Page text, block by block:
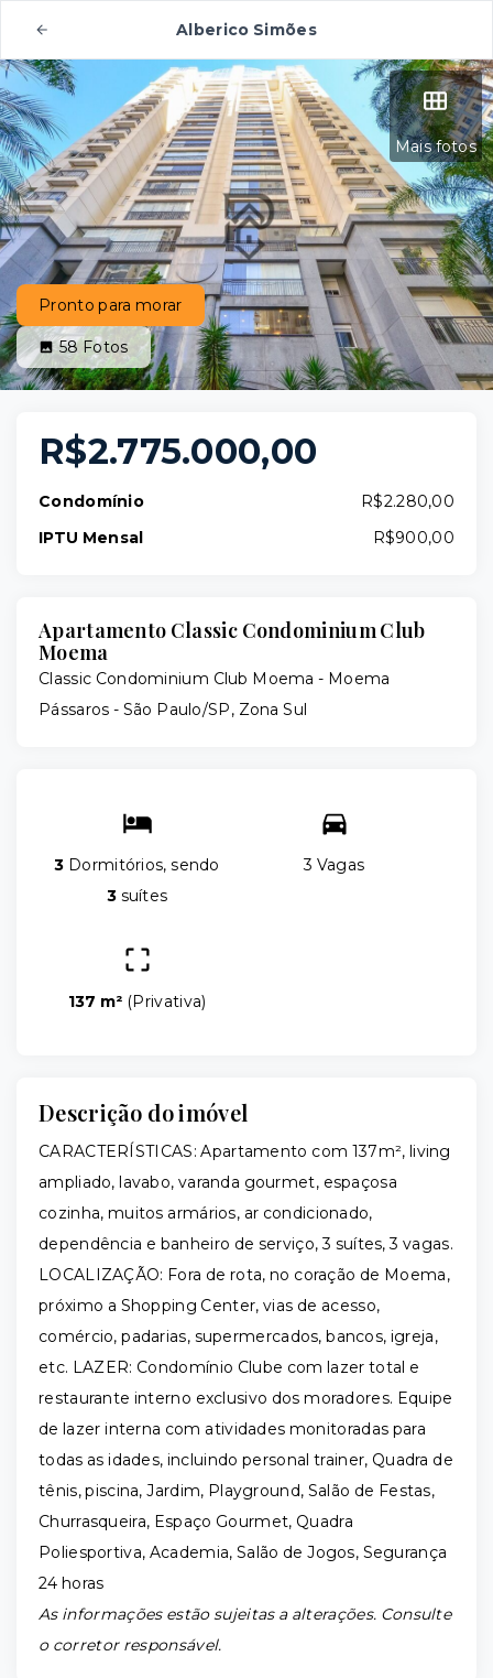
Alberico Simões
Mais fotos
Pronto para morar
58Fotos
R$2.775.000,00
Condomínio
R$2.280,00
IPTU Mensal
R$900,00
Apartamento Classic Condominium Club
Moema
Classic Condominium Club Moema - Moema
Pássaros - São Paulo/SP, Zona Sul
3 Dormitórios, sendo
3suítes
3 Vagas
137 m² (Privativa)
Descrição do imóvel
CARACTERÍSTICAS: Apartamento com 137m², living
ampliado, lavabo, varanda gourmet, espaçosa
cozinha, muitos armários, ar condicionado,
dependência e banheiro de serviço, 3 suítes, 3 vagas.
LOCALIZAÇÃO: Fora de rota, no coração de Moema,
próximo a Shopping Center, vias de acesso,
comércio, padarias, supermercados, bancos, igreja,
etc. LAZER: Condomínio Clube com lazer total e
restaurante interno exclusivo dos moradores. Equipe
de lazer interna com atividades monitoradas para
todas as idades, incluindo personal trainer, Quadra de
tênis, piscina, Jardim, Playground, Salão de Festas,
Churrasqueira, Espaço Gourmet, Quadra
Poliesportiva, Academia, Salão de Jogos, Segurança
24 horas
As informações estão sujeitas a alterações. Consulte
o corretor responsável.